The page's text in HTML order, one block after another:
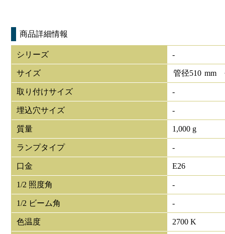
商品詳細情報
シリーズ -
サイズ 管径510 mm
取り付けサイズ -
埋込穴サイズ -
質量 1,000 g
ランプタイプ -
口金 E26
1/2 照度角 -
1/2 ビーム角 -
色温度 2700 K